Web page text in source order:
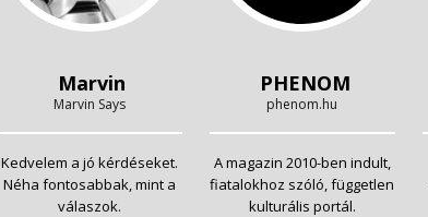
Marvin
Marvin Says
Kedvelem a jó kérdéseket.
Néha fontosabbak, mint a
válaszok.
PHENOM
phenom.hu
A magazin 2010-ben indult,
fiatalokhoz szóló, független
kulturális portál.